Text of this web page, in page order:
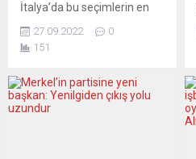
İtalya’da bu seçimlerin en
parlamentoda gerçek
muhalefetin olmayışı.
muhalif milletvekillerinden
tamamen temizlemiş oldu.
27.09.2022
0
151